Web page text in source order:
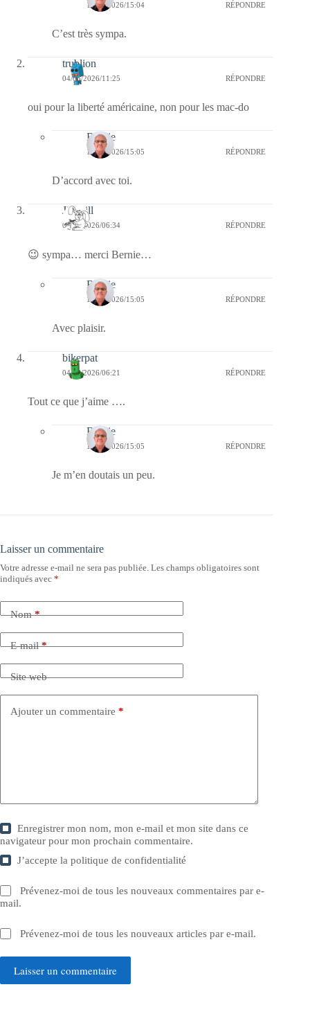
12/06/2026/15:04 RÉPONDRE
C’est très sympa.
trublion
04/06/2026/11:25 RÉPONDRE
oui pour la liberté américaine, non pour les mac-do
Bernie
12/06/2026/15:05 RÉPONDRE
D’accord avec toi.
Jill Bill
04/06/2026/06:34 RÉPONDRE
😉 sympa… merci Bernie…
Bernie
12/06/2026/15:05 RÉPONDRE
Avec plaisir.
bikerpat
04/06/2026/06:21 RÉPONDRE
Tout ce que j’aime ….
Bernie
12/06/2026/15:05 RÉPONDRE
Je m’en doutais un peu.
Laisser un commentaire
Votre adresse e-mail ne sera pas publiée. Les champs obligatoires sont
indiqués avec *
Nom*
E-mail*
Site web
Ajouter un commentaire *
Enregistrer mon nom, mon e-mail et mon site dans ce
navigateur pour mon prochain commentaire.
J’accepte lapolitique de confidentialité
Prévenez-moi de tous les nouveaux commentaires par e-
mail.
Prévenez-moi de tous les nouveaux articles par e-mail.
Laisser un commentaire